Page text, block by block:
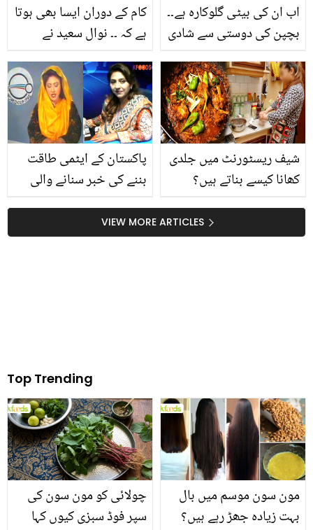
کام کے دوران ایسا بھی ہوتا
ہے کہ ۔۔ نوال سعید نے
کام کرنے سے متعلق تجربے
میں کیا کہا؟ ویڈیو
اب ان کی بیٹی گلوکارہ ہے۔۔
بچپن کی دوستی سے شادی
شخصیت اور ان کی اہلیہ
کو پہچان سکتے ہیں؟
پاکستان کے ایٹمی طاقت
بننے کی خبر سنانے والی
کی مشہور یہ نیوز اینکر
کون تھیں؟
شیف ریسٹورنٹ میں جلدی
کھانا کیسے بناتے ہیں؟
تاکہ آپ بھی بچائیں اپنا
وقت اور بڑھائیں کھانوں کا
VIEW MORE ARTICLES
Top Trending
چولائی کو مون سون کی
سپر فوڈ سبزی کیوں کہا
مون سون موسم میں بال
بہت زیادہ جھڑ رہے ہیں؟